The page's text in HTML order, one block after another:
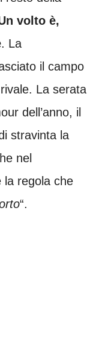
volto è,
. La
il campo
La serata
dell’anno, il
stravinta la
nel
la regola che
“.